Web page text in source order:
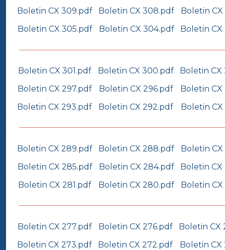
Boletin CX 309.pdf
Boletin CX 308.pdf
Boletin
Boletin CX 305.pdf
Boletin CX 304.pdf Boletin
Boletin CX 301.pdf Boletin CX 300.pdf
Boletin CX
Boletin CX 297.pdf
Boletin CX 296.pdf
Boletin CX
Boletin CX 293.pdf
Boletin CX 292.pdf Boletin CX
Boletin CX 289.pdf Boletin CX 288.pdf
Boletin
Boletin CX 285.pdf
Boletin CX 284.pdf
Boletin
Boletin CX 281.pdf
Boletin CX 280.pdf Boletin
Boletin CX 277.pdf Boletin CX 276.pdf
Boletin CX
Boletin CX 273.pdf
Boletin CX 272.pdf
Boletin CX